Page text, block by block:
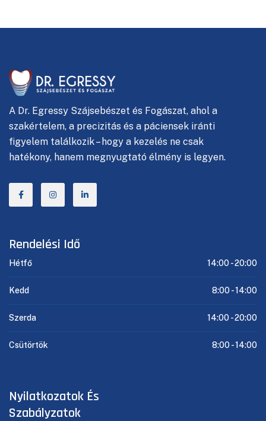
A Dr. Egressy Szájsebészet és Fogászat, ahol a
szakértelem, a precizitás és a páciensek iránti
figyelem találkozik – hogy a kezelés ne csak
hatékony, hanem megnyugtató élmény is legyen.
Rendelési Idő
Hétfő 14:00 -20:00
Kedd 8:00 -14:00
Szerda 14:00 -20:00
Csütörtök 8:00 -14:00
Nyilatkozatok És
Szabályzatok